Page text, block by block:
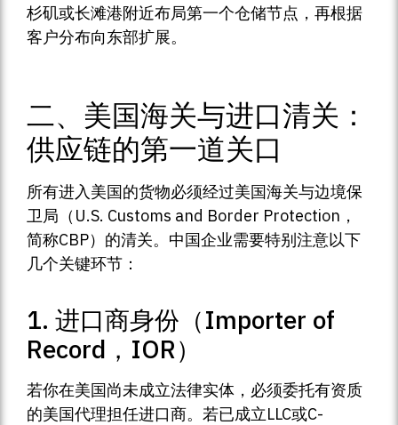
杉矶或长滩港附近布局第一个仓储节点，再根据
客户分布向东部扩展。
二、美国海关与进口清关：
供应链的第一道关口
所有进入美国的货物必须经过美国海关与边境保
卫局（U.S. Customs and Border Protection，
简称CBP）的清关。中国企业需要特别注意以下
几个关键环节：
1. 进口商身份（Importer of
Record，IOR）
若你在美国尚未成立法律实体，必须委托有资质
的美国代理担任进口商。若已成立LLC或C-